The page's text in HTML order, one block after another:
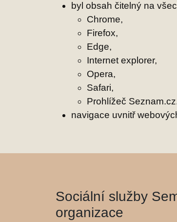
byl obsah čitelný na
Chrome,
Firefox,
Edge,
Internet explorer,
Opera,
Safari,
Prohlížeč
navigace uvnitř
Sociální služby
organizace